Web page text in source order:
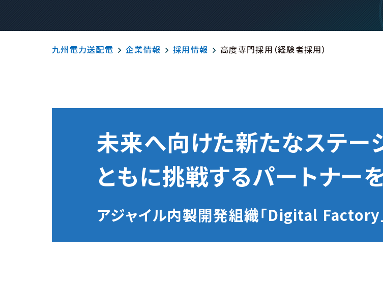
九州電力送配電 企業情報 採用情報 高度専門採用（経験者採用）
未来へ向けた新たなステー
ともに挑戦するパートナー
アジャイル内製開発組織「Digital Factory